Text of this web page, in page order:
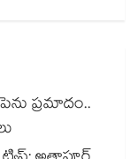
ప్రమాదం..